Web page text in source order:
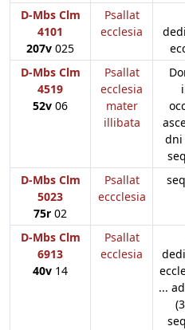
D-Mbs Clm
4101
207v 025
Psallat
ecclesia
D-Mbs Clm
4519
52v 06
Psallat
ecclesia
mater
illibata
dni
D-Mbs Clm
5023
75r 02
Psallat
eccclesia
D-Mbs Clm
6913
40v 14
Psallat
ecclesia
...